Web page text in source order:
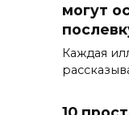
могут
Каждая